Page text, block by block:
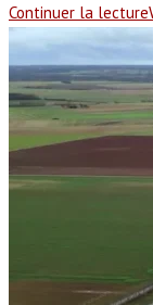
Continuer la lecture